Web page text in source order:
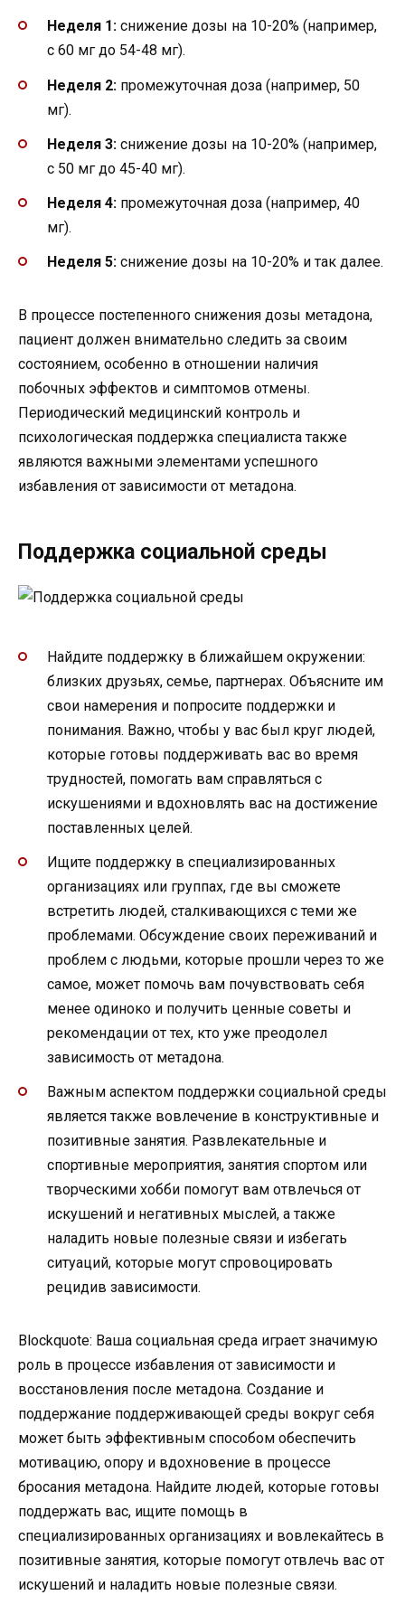
Неделя 1: снижение дозы на 10-20% (например,
с 60 мг до 54-48 мг).
Неделя 2: промежуточная доза (например, 50
мг).
Неделя 3: снижение дозы на 10-20% (например,
с 50 мг до 45-40 мг).
Неделя 4: промежуточная доза (например, 40
мг).
Неделя 5: снижение дозы на 10-20% и так далее.
В процессе постепенного снижения дозы метадона,
пациент должен внимательно следить за своим
состоянием, особенно в отношении наличия
побочных эффектов и симптомов отмены.
Периодический медицинский контроль и
психологическая поддержка специалиста также
являются важными элементами успешного
избавления от зависимости от метадона.
Поддержка социальной среды
Найдите поддержку в ближайшем окружении:
близких друзьях, семье, партнерах. Объясните им
свои намерения и попросите поддержки и
понимания. Важно, чтобы у вас был круг людей,
которые готовы поддерживать вас во время
трудностей, помогать вам справляться с
искушениями и вдохновлять вас на достижение
поставленных целей.
Ищите поддержку в специализированных
организациях или группах, где вы сможете
встретить людей, сталкивающихся с теми же
проблемами. Обсуждение своих переживаний и
проблем с людьми, которые прошли через то же
самое, может помочь вам почувствовать себя
менее одиноко и получить ценные советы и
рекомендации от тех, кто уже преодолел
зависимость от метадона.
Важным аспектом поддержки социальной среды
является также вовлечение в конструктивные и
позитивные занятия. Развлекательные и
спортивные мероприятия, занятия спортом или
творческими хобби помогут вам отвлечься от
искушений и негативных мыслей, а также
наладить новые полезные связи и избегать
ситуаций, которые могут спровоцировать
рецидив зависимости.
Blockquote: Ваша социальная среда играет значимую
роль в процессе избавления от зависимости и
восстановления после метадона. Создание и
поддержание поддерживающей среды вокруг себя
может быть эффективным способом обеспечить
мотивацию, опору и вдохновение в процессе
бросания метадона. Найдите людей, которые готовы
поддержать вас, ищите помощь в
специализированных организациях и вовлекайтесь в
позитивные занятия, которые помогут отвлечь вас от
искушений и наладить новые полезные связи.